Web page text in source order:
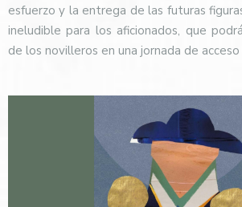
esfuerzo y la entrega de las futuras
ineludible para los aficionados, que
de los novilleros en una jornada de